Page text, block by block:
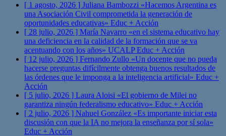
[ 1 agosto, 2026 ] Juliana Bambozzi «Hacemos Argentina es
una Asociación Civil comprometida la generación de
oportunidades educativas» Educ + Acción
[ 28 julio, 2026 ] María Navarro «en el sistema educativo hay
una deficiencia en la calidad de la formación que se va
acentuando con los años» UCALPEduc + Acción
[ 12 julio, 2026 ] Fernando Zullo «Un docente que no pueda
hacerse preguntas difícilmente obtenga buenos resultados de
las órdenes que le imponga a la inteligencia artificial» Educ +
Acción
[ 5 julio, 2026 ] Laura Aloisi «El gobierno de Milei no
garantiza ningún federalismo educativo» Educ + Acción
[ 2 julio, 2026 ] Nahuel González «Es importante iniciar esta
discusión con que la IA no mejora la enseñanza por sí sola»
Educ + Acción